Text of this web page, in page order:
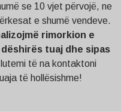
se 10 vjet përvojë, ne
e shumë vendeve.
rimorkion e
tuaj dhe sipas
të na kontaktoni
të hollësishme!